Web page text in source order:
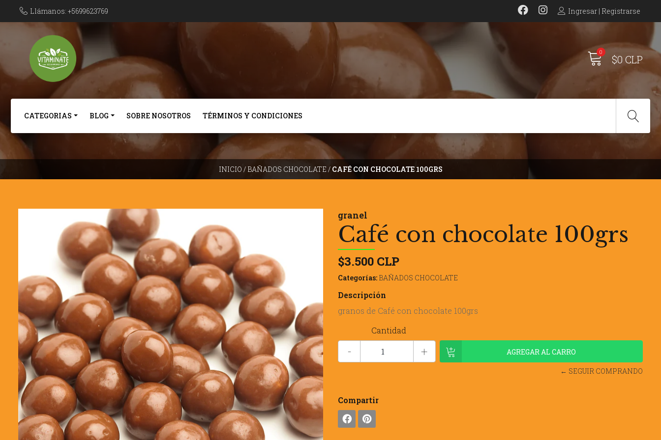
Llámanos: +5699623769 Ingresar | Registrarse
0
$0 CLP
CATEGORIAS BLOG SOBRE NOSOTROS TÉRMINOS Y CONDICIONES
INICIO / BAÑADOS CHOCOLATE / CAFÉ CON CHOCOLATE 100GRS
granel
Café con chocolate 100grs
$3.500 CLP
Categorías: BAÑADOS CHOCOLATE
Descripción
granos de Café con chocolate 100grs
Cantidad
- +
← SEGUIR COMPRANDO
Compartir